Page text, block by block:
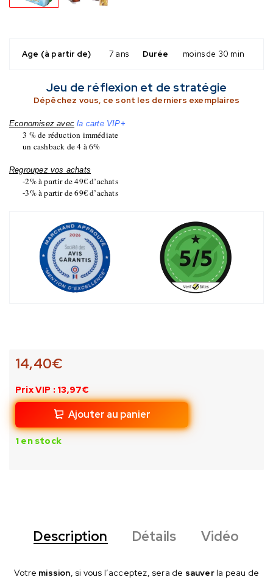
Age (à partir de) 7 ans Durée moins de 30 min
Jeu de réflexion et de stratégie
Dépêchez vous, ce sont les derniers exemplaires
Economisez avec la carte VIP+
3 % de réduction immédiate
un cashback de 4 à 6%
Regroupez vos achats
-2% à partir de 49€ d’achats
-3% à partir de 69€ d’achats
14,40€
Prix VIP : 13,97€
Ajouter au panier
1 en stock
Description Détails Vidéo
Votre mission, si vous l’acceptez, sera de sauverla peau de